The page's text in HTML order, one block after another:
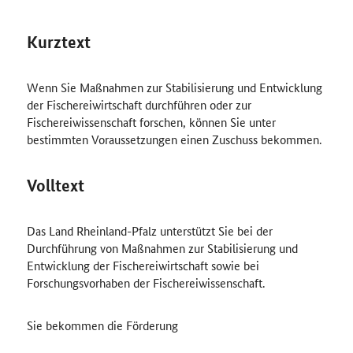
Kurztext
Wenn Sie Maßnahmen zur Stabilisierung und Entwicklung
der Fischereiwirtschaft durchführen oder zur
Fischereiwissenschaft forschen, können Sie unter
bestimmten Voraussetzungen einen Zuschuss bekommen.
Volltext
Das Land Rheinland-Pfalz unterstützt Sie bei der
Durchführung von Maßnahmen zur Stabilisierung und
Entwicklung der Fischereiwirtschaft sowie bei
Forschungsvorhaben der Fischereiwissenschaft.
Sie bekommen die Förderung